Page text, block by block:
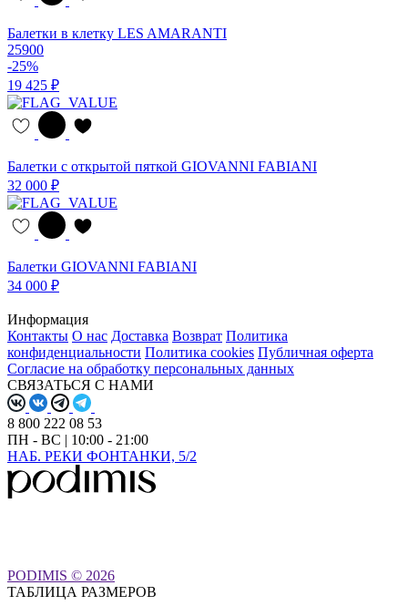
Балетки в клетку LES AMARANTI
25900
-25%
19 425 ₽
Балетки с открытой пяткой GIOVANNI FABIANI
32 000 ₽
Балетки GIOVANNI FABIANI
34 000 ₽
Информация
Контакты О нас Доставка Возврат Политика
конфиденциальности Политика cookies Публичная оферта
Согласие на обработку персональных данных
СВЯЗАТЬСЯ С НАМИ
8 800 222 08 53
ПН - ВС | 10:00 - 21:00
НАБ. РЕКИ ФОНТАНКИ, 5/2
PODIMIS © 2026
ТАБЛИЦА РАЗМЕРОВ